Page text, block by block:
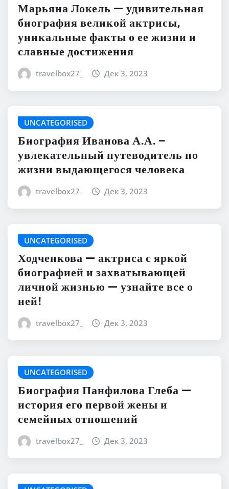
Марьяна Локель — удивительная
биография великой актрисы,
уникальные факты о ее жизни и
славные достижения
travelbox27_ Дек 3, 2023
UNCATEGORISED
Биография Иванова А.А. –
увлекательный путеводитель по
жизни выдающегося человека
travelbox27_ Дек 3, 2023
UNCATEGORISED
Ходченкова — актриса с яркой
биографией и захватывающей
личной жизнью — узнайте все о
ней!
travelbox27_ Дек 3, 2023
UNCATEGORISED
Биография Панфилова Глеба —
история его первой жены и
семейных отношений
travelbox27_ Дек 3, 2023